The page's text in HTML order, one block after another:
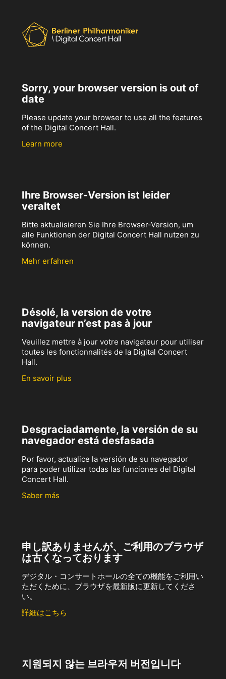
Sorry, your browser version is out of
date
Please update your browser to use all the features
of the Digital Concert Hall.
Learn more
Ihre Browser-Version ist leider
veraltet
Bitte aktualisieren Sie Ihre Browser-Version, um
alle Funktionen der Digital Concert Hall nutzen zu
können.
Mehr erfahren
Désolé, la version de votre
navigateur n’est pas à jour
Veuillez mettre à jour votre navigateur pour utiliser
toutes les fonctionnalités de la Digital Concert
Hall.
En savoir plus
Desgraciadamente, la versión de su
navegador está desfasada
Por favor, actualice la versión de su navegador
para poder utilizar todas las funciones del Digital
Concert Hall.
Saber más
申し訳ありませんが、ご利用のブラウザ
は古くなっております
デジタル・コンサートホールの全ての機能をご利用い
ただくために、ブラウザを最新版に更新してくださ
い。
詳細はこちら
지원되지 않는 브라우저 버전입니다